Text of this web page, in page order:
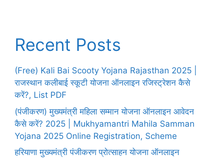
Recent Posts
(Free) Kali Bai Scooty Yojana Rajasthan 2025 |
राजस्थान कलीबाई स्कूटी योजना ऑनलाइन रजिस्ट्रेशन कैसे
करें?, List PDF
(पंजीकरण) मुख्यमंत्री महिला सम्मान योजना ऑनलाइन आवेदन
कैसे करें? 2025 | Mukhyamantri Mahila Samman
Yojana 2025 Online Registration, Scheme
हरियाणा मुख्यमंत्री पंजीकरण प्रोत्साहन योजना ऑनलाइन